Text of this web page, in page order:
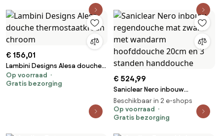
€ 156,01
Lambini Designs Alesa douche
thermostaatkraan chroom
Op voorraad
Gratis bezorging
€ 524,99
Saniclear Nero inbouw
regendouche mat zwart met
wandarm hoofddouche 20cm
en 3 standen handdouche
Beschikbaar in 2 e-shops
Op voorraad
Gratis bezorging